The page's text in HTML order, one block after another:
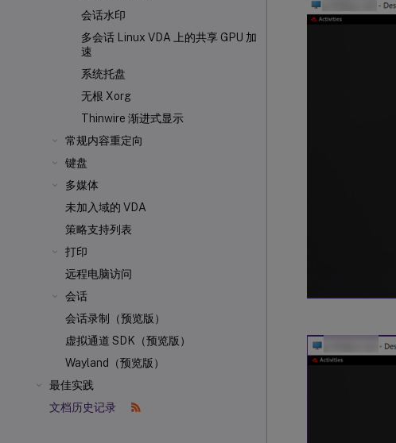
会话水印
多会话 Linux VDA 上的共享 GPU 加
速
系统托盘
无根 Xorg
Thinwire 渐进式显示
常规内容重定向
键盘
多媒体
未加入域的 VDA
策略支持列表
打印
远程电脑访问
会话
会话录制（预览版）
虚拟通道 SDK（预览版）
Wayland（预览版）
最佳实践
文档历史记录